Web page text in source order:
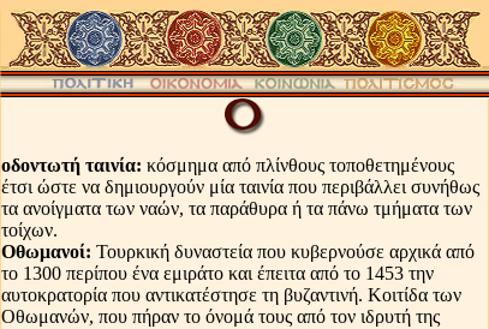
οδοντωτή ταινία: κόσμημα από πλίνθους τοποθετημένους
έτσι ώστε να δημιουργούν μία ταινία που περιβάλλει συνήθως
τα ανοίγματα των ναών, τα παράθυρα ή τα πάνω τμήματα των
τοίχων.
Οθωμανοί: Τουρκική δυναστεία που κυβερνούσε αρχικά από
το 1300 περίπου ένα εμιράτο και έπειτα από το 1453 την
αυτοκρατορία που αντικατέστησε τη βυζαντινή. Κοιτίδα των
Οθωμανών, που πήραν το όνομά τους από τον ιδρυτή της